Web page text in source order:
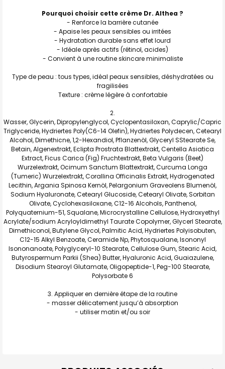
Pourquoi choisir cette crème Dr. Althea ?
- Renforce la barrière cutanée
- Apaise les peaux sensibles ou irritées
- Hydratation durable sans effet lourd
- Idéale après actifs (rétinol, acides)
- Convient à une routine skincare minimaliste
Type de peau : tous types, idéal peaux sensibles, déshydratées ou
fragilisées
Texture : crème légère à confortable
Wasser, Glycerin, Dipropylenglycol, Cyclopentasiloxan, Caprylic/Capric
Triglyceride, Hydriertes Poly(C6-14 Olefin), Hydriertes Polydecen, Cetearyl
Alcohol, Dimethicne, 1,2-Hexandiol, Pflanzenöl, Glyceryl SStearate Se,
Betain, Algenextrakt, Eclipta Prostrata Blattextrakt, Centella Asiatica
Extract, Ficus Carica (Fig) Fruchtextrakt, Beta Vulgaris (Beet)
Wurzelextrakt, Ocimum Sanctum Blattextrakt, Curcuma Longa
(Tumeric) Wurzelextrakt, Corallina Officinalis Extrakt, Hydrogenated
Lecithin, Argania Spinosa Kernöl, Pelargonium Graveolens Blumenöl,
Sodium Hyaluronate, Cetearyl Glucoside, Cetearyl Olivate, Sorbitan
Olivate, Cyclohexasiloxane, C12-16 Alcohols, Panthenol,
Polyquaternium-51, Squalane, Microcrystalline Cellulose, Hydroxyethyl
Acrylate/sodium Acryloyldimethyl Taurate Copolymer, Glycerl Stearate,
Dimethiconol, Butylene Glycol, Palmitic Acid, Hydriertes Polyisobuten,
C12-15 Alkyl Benzoate, Ceramide Np, Phytosqualane, Isononyl
Isononanoate, Polyglyceryl-10 Stearate, Cellulose Gum, Stearic Acid,
Butyrospermum Parkii (Shea) Butter, Hyaluronic Acid, Guaiazulene,
Disodium Stearoyl Glutamate, Oligopeptide-1, Peg-100 Stearate,
Polysorbate 6
Appliquer en dernière étape de la routine
- masser délicatement jusqu’à absorption
- utiliser matin et/ou soir